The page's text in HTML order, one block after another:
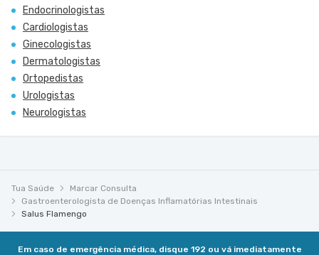
Endocrinologistas
Cardiologistas
Ginecologistas
Dermatologistas
Ortopedistas
Urologistas
Neurologistas
Tua Saúde
Marcar Consulta
Gastroenterologista de Doenças Inflamatórias Intestinais
Salus Flamengo
Em caso de emergência médica, disque 192 ou vá imediatamente